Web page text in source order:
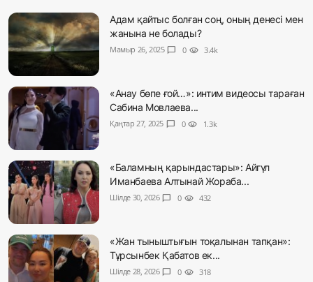
Адам қайтыс болған соң, оның денесі мен
жанына не болады?
Мамыр 26, 2025 chat_bubble 0 visibility 3.4k
«Анау бөпе ғой…»: интим видеосы тараған
Сабина Мовлаева...
Қаңтар 27, 2025 chat_bubble 0 visibility 1.3k
«Баламның қарындастары»: Айгүл
Иманбаева Алтынай Жораба...
Шілде 30, 2026 chat_bubble 0 visibility 432
«Жан тыныштығын тоқалынан тапқан»:
Тұрсынбек Қабатов ек...
Шілде 28, 2026 chat_bubble 0 visibility 318